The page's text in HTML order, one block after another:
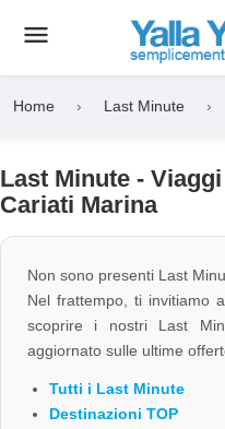
Toggle
menu
Home › Last Minute ›
Last Minute -
Cariati Marina
Non sono presenti Last
Nel frattempo, ti invitiamo
scoprire i nostri Last
aggiornato sulle ultime
Tutti i Last Minute
Destinazioni TOP